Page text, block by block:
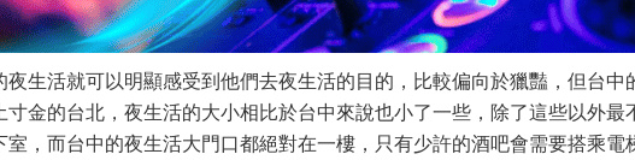
夜生活就可以明顯感受到他們去夜生活的目的，比較偏向於獵豔，但台
寸金的台北，夜生活的大小相比於台中來說也小了一些，除了這些以外
室，而台中的夜生活大門口都絕對在一樓，只有少許的酒吧會需要搭乘